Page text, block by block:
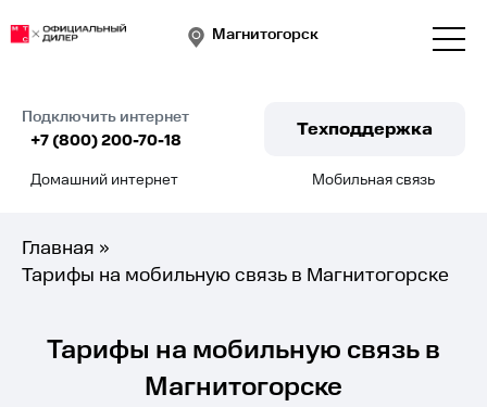
Магнитогорск
Подключить интернет
+7 (800) 200-70-18
Техподдержка
Домашний интернет Мобильная связь
Главная »
Тарифы на мобильную связь в Магнитогорске
Тарифы на мобильную связь в
Магнитогорске